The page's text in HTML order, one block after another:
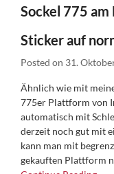
Sockel 775
Sticker auf
Posted on 31.
Ähnlich wie mit
775er Plattform von
automatisch mit
derzeit noch gut mit
kann man mit
gekauften Plattform